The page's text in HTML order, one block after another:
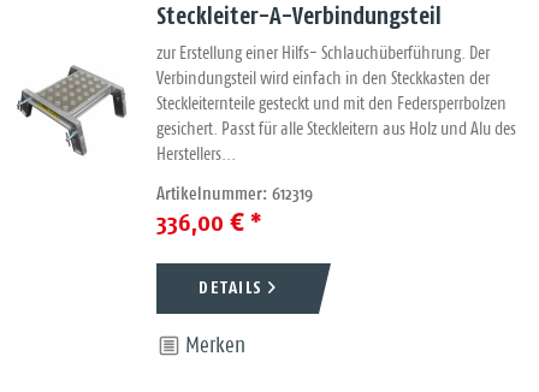
Steckleiter-A-Verbindungsteil
zur Erstellung einer Hilfs- Schlauchüberführung. Der
Verbindungsteil wird einfach in den Steckkasten der
Steckleiternteile gesteckt und mit den Federsperrbolzen
gesichert. Passt für alle Steckleitern aus Holz und Alu des
Herstellers...
Artikelnummer: 612319
336,00 € *
DETAILS
Merken